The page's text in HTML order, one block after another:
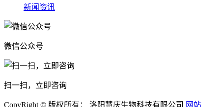
新闻资讯
微信公众号
扫一扫，立即咨询
CopyRight © 版权所有： 洛阳慧庆生物科技有限公司 网站